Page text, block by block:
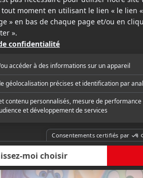
8 juillet 2024
Box-office québécois : Les
émotions